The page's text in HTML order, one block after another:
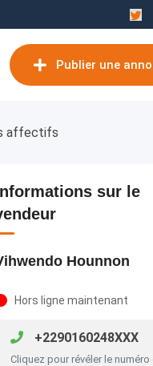
Publier une
affectifs
sur le
Hounnon
Hors ligne maintenant
+2290160248XXX
Cliquez pour révéler le numéro